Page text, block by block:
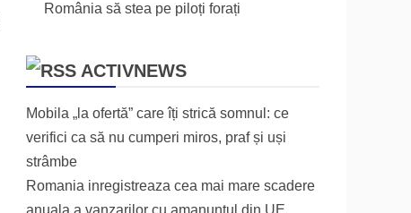
România să stea pe piloți forați
ACTIVNEWS
Mobila „la ofertă” care îți strică somnul: ce
verifici ca să nu cumperi miros, praf și uși
strâmbe
Romania inregistreaza cea mai mare scadere
anuala a vanzarilor cu amanuntul din UE